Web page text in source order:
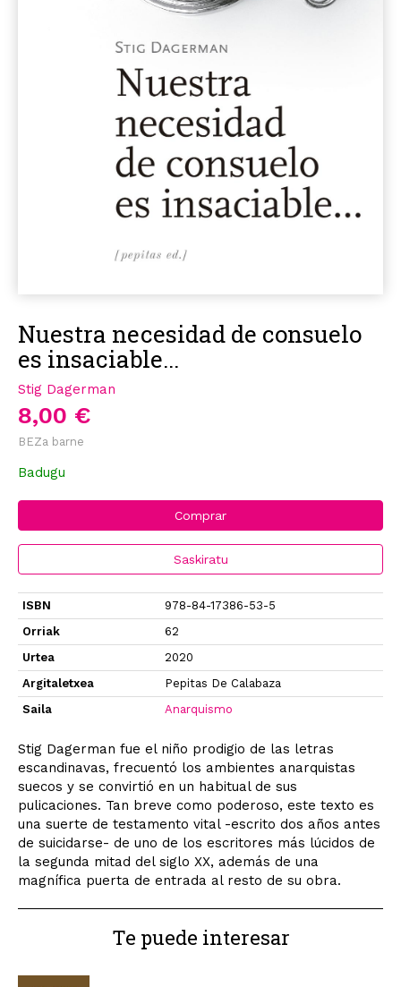
Nuestra necesidad de consuelo
es insaciable...
Stig Dagerman
8,00 €
BEZa barne
Badugu
Comprar
Saskiratu
ISBN
978-84-17386-53-5
Orriak
62
Urtea
2020
Argitaletxea
Pepitas De Calabaza
Saila
Anarquismo
Stig Dagerman fue el niño prodigio de las letras
escandinavas, frecuentó los ambientes anarquistas
suecos y se convirtió en un habitual de sus
pulicaciones. Tan breve como poderoso, este texto es
una suerte de testamento vital -escrito dos años antes
de suicidarse- de uno de los escritores más lúcidos de
la segunda mitad del siglo XX, además de una
magnífica puerta de entrada al resto de su obra.
Te puede interesar